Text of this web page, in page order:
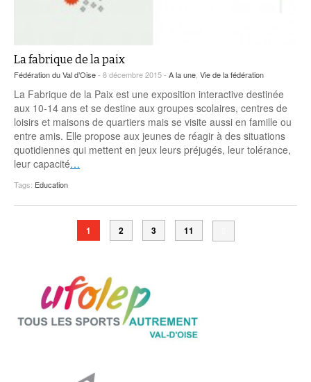
La fabrique de la paix
Fédération du Val d’Oise- 8 décembre 2015 - A la une Vie de la fédération
La Fabrique de la Paix est une exposition interactive destinée
aux 10-14 ans et se destine aux groupes scolaires, centres de
loisirs et maisons de quartiers mais se visite aussi en famille ou
entre amis. Elle propose aux jeunes de réagir à des situations
quotidiennes qui mettent en jeux leurs préjugés, leur tolérance,
leur capacité…
Tags: Education
1 2 3 11